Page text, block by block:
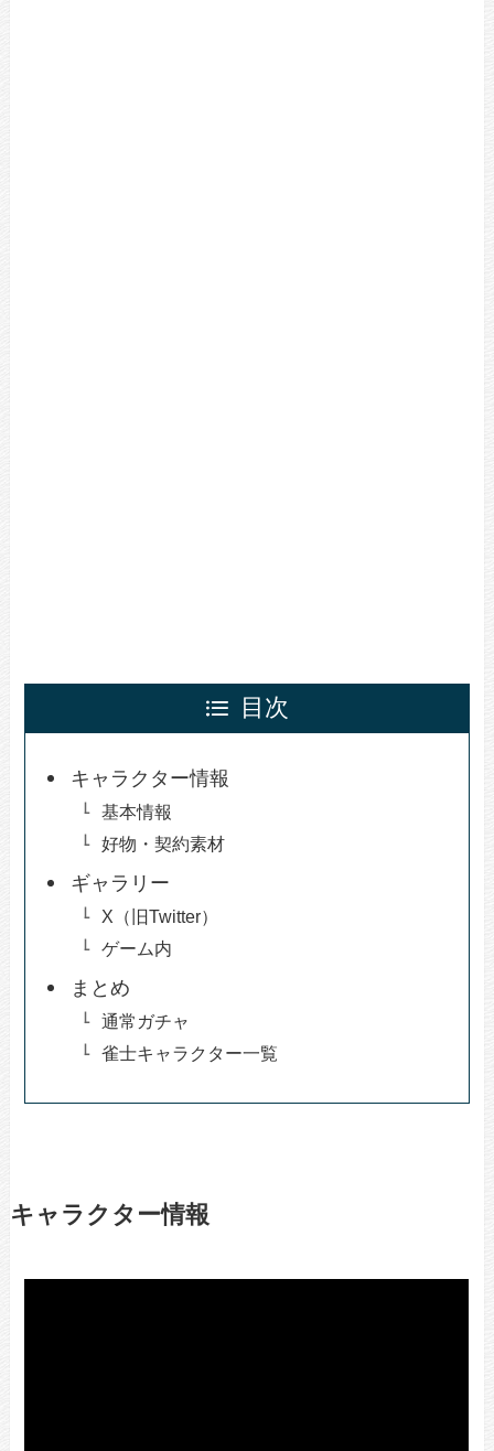
目次
キャラクター情報
基本情報
好物・契約素材
ギャラリー
X（旧Twitter）
ゲーム内
まとめ
通常ガチャ
雀士キャラクター一覧
キャラクター情報